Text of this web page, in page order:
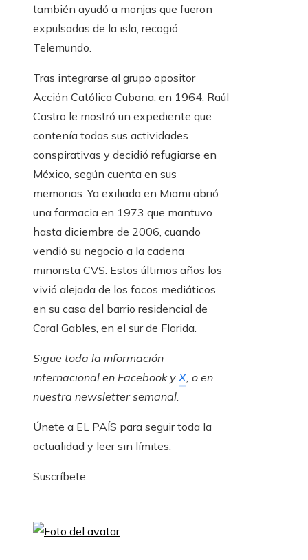
también ayudó a monjas que fueron
expulsadas de la isla, recogió
Telemundo.
Tras integrarse al grupo opositor
Acción Católica Cubana, en 1964, Raúl
Castro le mostró un expediente que
contenía todas sus actividades
conspirativas y decidió refugiarse en
México, según cuenta en sus
memorias. Ya exiliada en Miami abrió
una farmacia en 1973 que mantuvo
hasta diciembre de 2006, cuando
vendió su negocio a la cadena
minorista CVS. Estos últimos años los
vivió alejada de los focos mediáticos
en su casa del barrio residencial de
Coral Gables, en el sur de Florida.
Sigue toda la información
internacional en FacebookyX, o en
nuestra newsletter semanal.
Únete a EL PAÍS para seguir toda la
actualidad y leer sin límites.
Suscríbete